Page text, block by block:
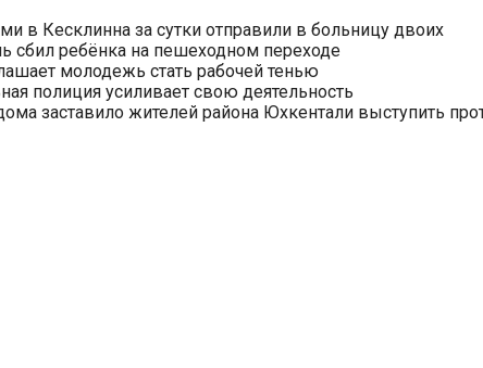
в Кесклинна за сутки отправили в больницу двоих
сбил ребёнка на пешеходном переходе
молодежь стать рабочей тенью
полиция усиливает свою деятельность
заставило жителей района Юхкентали выступить